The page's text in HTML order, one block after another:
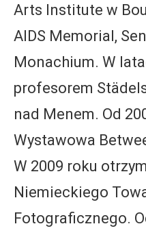
Arts Institute w
AIDS Memorial,
Monachium. W
profesorem
nad Menem. Od
Wystawowa
W 2009 roku
Niemieckiego
Fotograficznego.